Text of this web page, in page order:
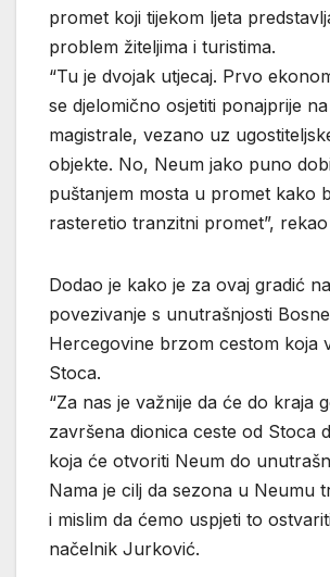
promet koji tijekom ljeta
problem žiteljima i turistima.
“Tu je dvojak utjecaj. Prvo
se djelomično osjetiti ponajprije
magistrale, vezano uz
objekte. No, Neum jako puno
puštanjem mosta u promet kako
rasteretio tranzitni promet”,
Dodao je kako je za ovaj gradić
povezivanje s unutrašnjosti
Hercegovine brzom cestom koja
Stoca.
“Za nas je važnije da će do kraja
završena dionica ceste od Stoca
koja će otvoriti Neum do
Nama je cilj da sezona u Neumu
i mislim da ćemo uspjeti to
načelnik Jurković.